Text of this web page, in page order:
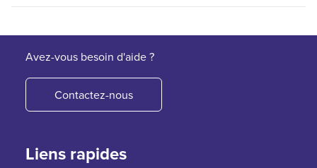
Avez-vous besoin d'aide ?
Contactez-nous
Liens rapides